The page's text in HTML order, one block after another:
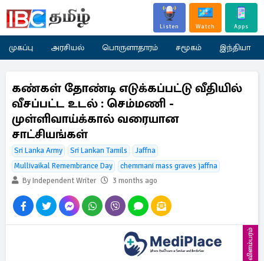
Listen Watch Apps
முகப்பு அரசியல் பொருளாதாரம் சமூகம் இந்தியா
கண்கள் தோண்டி எடுக்கப்பட்டு வீதியில்
வீசப்பட்ட உடல் : செம்மணி -
முள்ளிவாய்க்கால் வரையான
சாட்சியங்கள்
Sri Lanka Army Sri Lankan Tamils
Jaffna
Mullivaikal Remembrance Day
chemmani mass graves jaffna
By Independent Writer
3 months ago
விளம்பரம்